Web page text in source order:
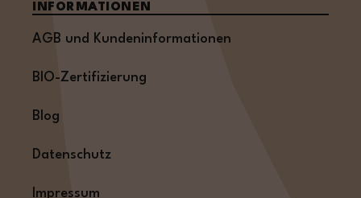
INFORMATIONEN
AGB und Kundeninformationen
BIO-Zertifizierung
Blog
Datenschutz
Impressum